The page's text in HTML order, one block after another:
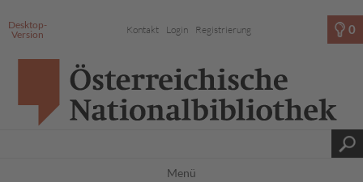
Desktop-
Version
Kontakt Login Registrierung 0
Menü